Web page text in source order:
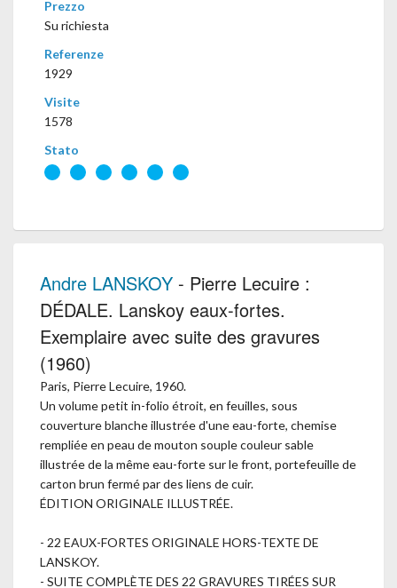
Prezzo
Su richiesta
Referenze
1929
Visite
1578
Stato
Andre LANSKOY - Pierre Lecuire :
DÉDALE. Lanskoy eaux-fortes.
Exemplaire avec suite des gravures
(1960)
Paris, Pierre Lecuire, 1960.
Un volume petit in-folio étroit, en feuilles, sous
couverture blanche illustrée d'une eau-forte, chemise
rempliée en peau de mouton souple couleur sable
illustrée de la même eau-forte sur le front, portefeuille de
carton brun fermé par des liens de cuir.
ÉDITION ORIGINALE ILLUSTRÉE.
- 22 EAUX-FORTES ORIGINALE HORS-TEXTE DE
LANSKOY.
- SUITE COMPLÈTE DES 22 GRAVURES TIRÉES SUR